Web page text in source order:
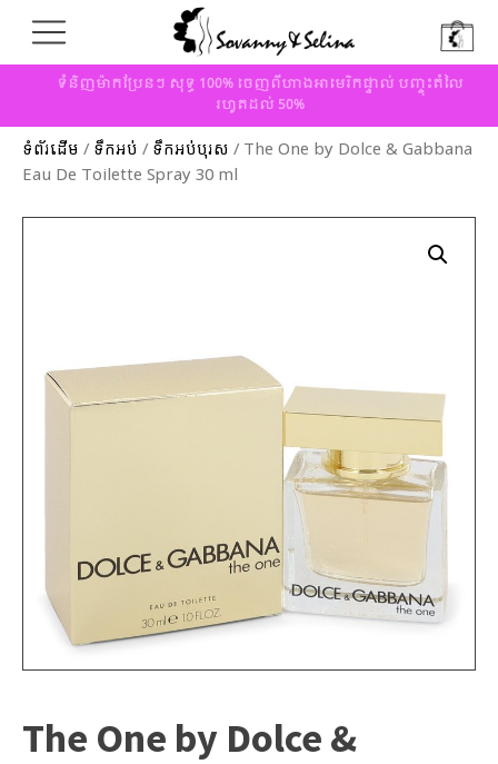
ទំនិញម៉ាកប្រែនៗ សុទ្ធ 100% ចេញពីហាងអាមេរិកផ្ទាល់ បញ្ចុះតំលៃ
រហូតដល់ 50%
ទំព័រដើម / ទឹកអប់ / ទឹកអប់បុរស / The One by Dolce & Gabbana
Eau De Toilette Spray 30 ml
The One by Dolce &